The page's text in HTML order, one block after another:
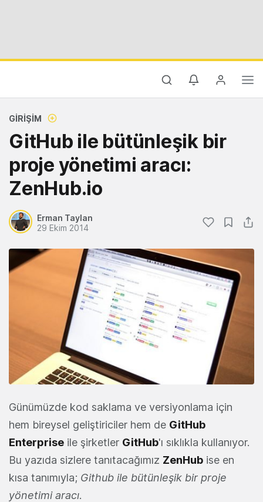
GIRIŞIM
GitHub ile bütünleşik bir
proje yönetimi aracı:
ZenHub.io
Erman Taylan
29 Ekim 2014
Günümüzde kod saklama ve versiyonlama için
hem bireysel geliştiriciler hem de GitHub
Enterprise ile şirketler GitHub'ı sıklıkla kullanıyor.
Bu yazıda sizlere tanıtacağımız ZenHub ise en
kısa tanımıyla; Github ile bütünleşik bir proje
yönetimi aracı.